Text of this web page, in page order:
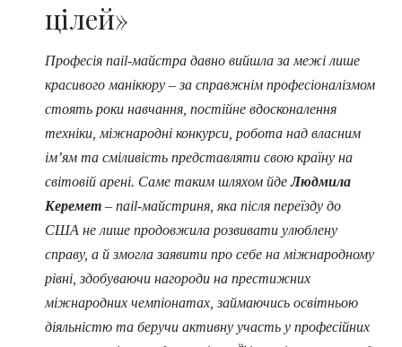
цілей»
Професія nail-майстра давно вийшла за межі лише
красивого манікюру – за справжнім професіоналізмом
стоять роки навчання, постійне вдосконалення
техніки, міжнародні конкурси, робота над власним
ім’ям та сміливість представляти свою країну на
світовій арені. Саме таким шляхом йдеЛюдмила
Керемет – nail-майстриня, яка після переїзду до
США не лише продовжила розвивати улюблену
справу, а й змогла заявити про себе на міжнародному
рівні, здобуваючи нагороди на престижних
міжнародних чемпіонатах, займаючись освітньою
діяльністю та беручи активну участь у професійних